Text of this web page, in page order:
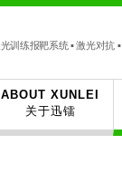
训练报靶系统 ▪ 激光对抗
ABOUT XUNLEI
关于迅镭